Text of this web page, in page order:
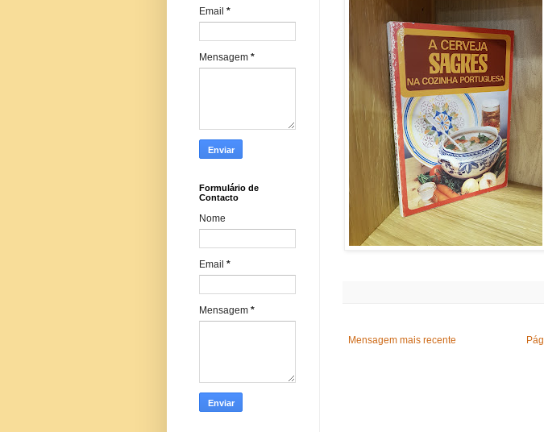
Mensagem mais recente
Email *
Mensagem *
Formulário de
Contacto
Nome
Email *
Mensagem *